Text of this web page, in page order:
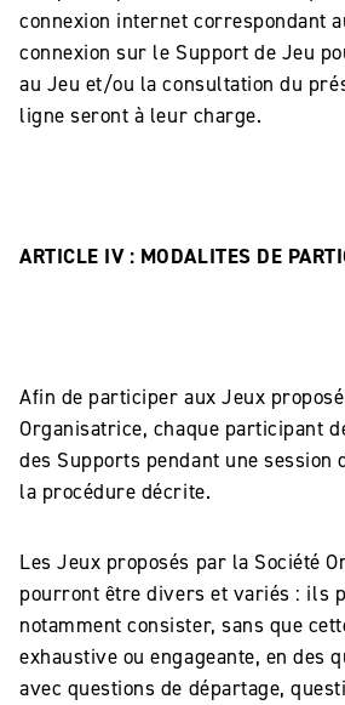
connexion internet correspondant
connexion sur le Support de Jeu
au Jeu et/ou la consultation du
ligne seront à leur charge.
ARTICLE IV : MODALITES DE
Afin de participer aux Jeux
Organisatrice, chaque participant
des Supports pendant une session
la procédure décrite.
Les Jeux proposés par la Société
pourront être divers et variés : ils
notamment consister, sans que
exhaustive ou engageante, en des
avec questions de départage,